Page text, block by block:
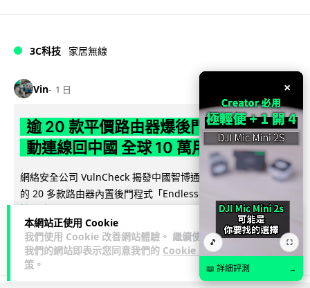
本網站正使用 Cookie
我們使用 Cookie 改善網站體驗。 繼續使用
我們的網站即表示您同意我們的 Cookie 政
策 。
3C科技 家居無線
Vin 1 日
逾 20 款平價路由器爆後門 每 35 秒自
動連線回中國 全球 10 萬用家私隱堪憂
網絡安全公司 VulnCheck 揭發中國智博通電子（Zbtlink）生產
的 20 多款路由器內置後門程式「Endlessdoors」（無盡...
968 221 ↗ 分享
×
🎵 ⛶
📖 詳細評測 →